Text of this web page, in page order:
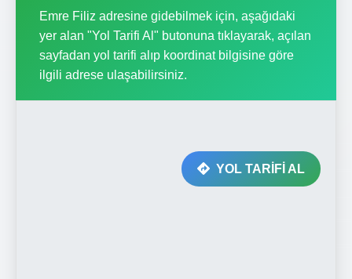
Emre Filiz adresine gidebilmek için, aşağıdaki
yer alan "Yol Tarifi Al" butonuna tıklayarak, açılan
sayfadan yol tarifi alıp koordinat bilgisine göre
ilgili adrese ulaşabilirsiniz.
YOL TARİFİ AL